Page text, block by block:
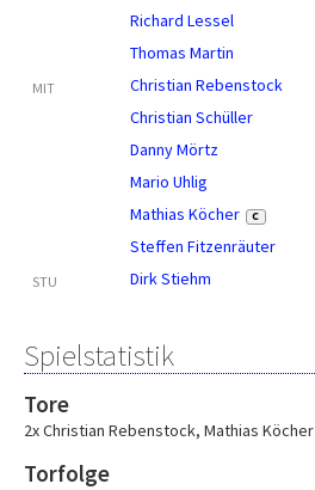
Richard Lessel
Thomas Martin
MIT
Christian Rebenstock
Christian Schüller
Danny Mörtz
Mario Uhlig
Mathias Köcher
C
Steffen Fitzenräuter
STU Dirk Stiehm
Spielstatistik
Tore
2x Christian Rebenstock, Mathias Köcher
Torfolge